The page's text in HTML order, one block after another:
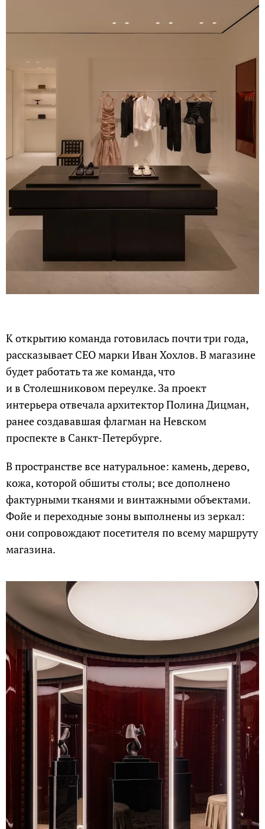
К открытию команда готовилась почти три года,
рассказывает CEO марки Иван Хохлов. В магазине
будет работать та же команда, что
и в Столешниковом переулке. За проект
интерьера отвечала архитектор Полина Дицман,
ранее создававшая флагман на Невском
проспекте в Санкт-Петербурге.
В пространстве все натуральное: камень, дерево,
кожа, которой обшиты столы; все дополнено
фактурными тканями и винтажными объектами.
Фойе и переходные зоны выполнены из зеркал:
они сопровождают посетителя по всему маршруту
магазина.